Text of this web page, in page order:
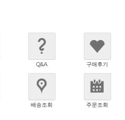
Q&A 구매후기
배송조회 주문조회